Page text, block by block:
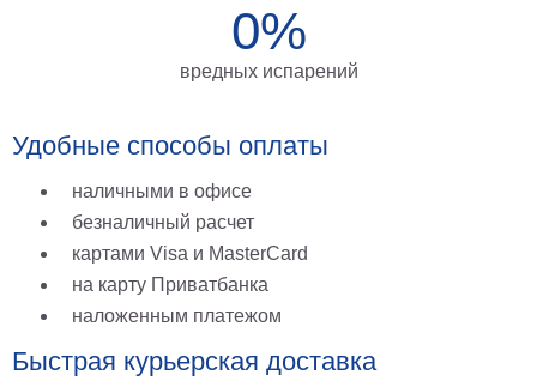
Наши
0%
вредных испарений
Удобные способы оплаты
наличными в офисе
безналичный расчет
картами Visa и MasterCard
на карту Приватбанка
наложенным платежом
Быстрая курьерская доставка